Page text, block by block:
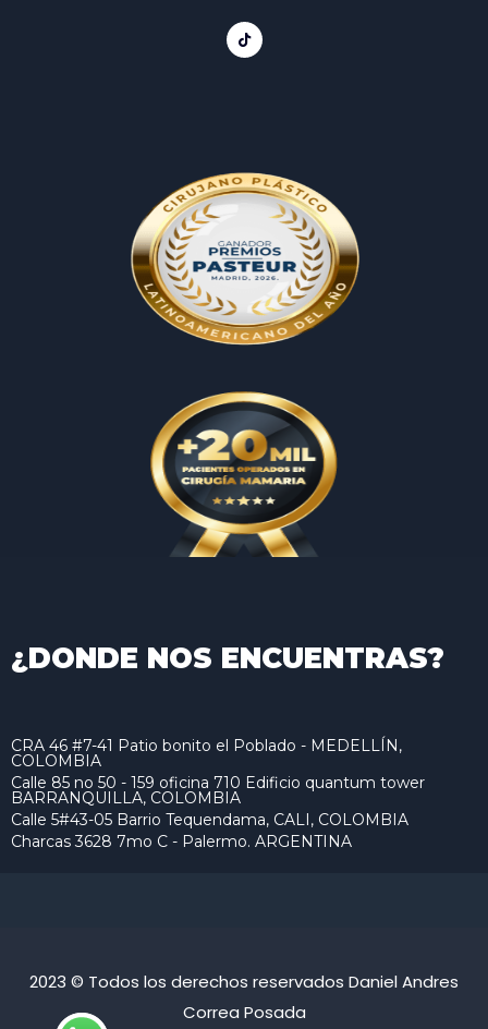
¿DONDE NOS ENCUENTRAS?
CRA 46 #7-41 Patio bonito el Poblado - MEDELLÍN,
COLOMBIA
Calle 85 no 50 - 159 oficina 710 Edificio quantum tower
BARRANQUILLA, COLOMBIA
Calle 5#43-05 Barrio Tequendama, CALI, COLOMBIA
Charcas 3628 7mo C - Palermo. ARGENTINA
2023 © Todos los derechos reservados Daniel Andres
Correa Posada